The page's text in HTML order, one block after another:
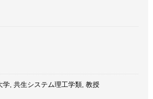
学, 共生システム理工学類, 教授